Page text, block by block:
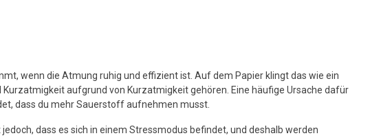
wenn die Atmung ruhig und effizient ist. Auf dem Papier klingt das wie ein
aufgrund von Kurzatmigkeit gehören. Eine häufige Ursache dafür
dass du mehr Sauerstoff aufnehmen musst.
dass es sich in einem Stressmodus befindet, und deshalb werden